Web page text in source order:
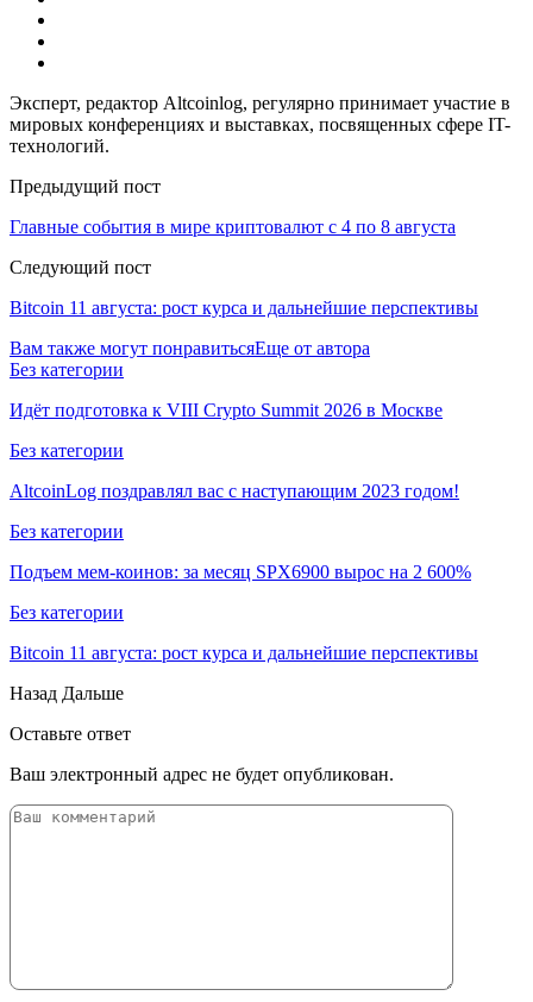
Эксперт, редактор Altcoinlog, регулярно принимает участие в
мировых конференциях и выставках, посвященных сфере IT-
технологий.
Предыдущий пост
Главные события в мире криптовалют с 4 по 8 августа
Следующий пост
Bitcoin 11 августа: рост курса и дальнейшие перспективы
Вам также могут понравитьсяЕще от автора
Без категории
Идёт подготовка к VIII Crypto Summit 2026 в Москве
Без категории
AltcoinLog поздравлял вас с наступающим 2023 годом!
Без категории
Подъем мем-коинов: за месяц SPX6900 вырос на 2 600%
Без категории
Bitcoin 11 августа: рост курса и дальнейшие перспективы
Назад Дальше
Оставьте ответ
Ваш электронный адрес не будет опубликован.